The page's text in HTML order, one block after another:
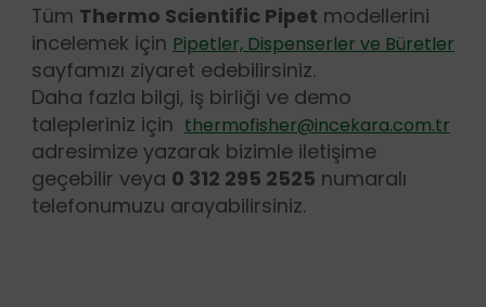
Tüm Thermo Scientific Pipet modellerini
incelemek için Pipetler, Dispenserler ve Büretler
sayfamızı ziyaret edebilirsiniz.
Daha fazla bilgi, iş birliği ve demo
talepleriniz için thermofisher@incekara.com.tr
adresimize yazarak bizimle iletişime
geçebilir veya 0 312 295 2525 numaralı
telefonumuzu arayabilirsiniz.